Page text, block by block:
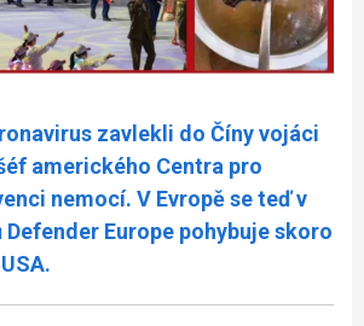
zavlekli do Číny vojáci
amerického Centra pro
nemocí. V Evropě se teď v
Europe pohybuje skoro